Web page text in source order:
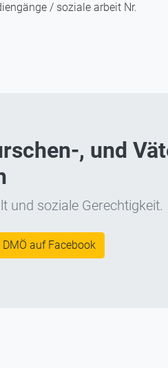
/ soziale arbeit Nr.
, und
und soziale Gerechtigkeit.
DMÖ auf Facebook